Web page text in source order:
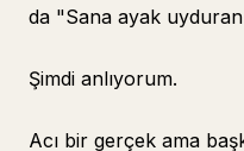
da "Sana ayak
Şimdi anlıyorum.
Acı bir gerçek ama